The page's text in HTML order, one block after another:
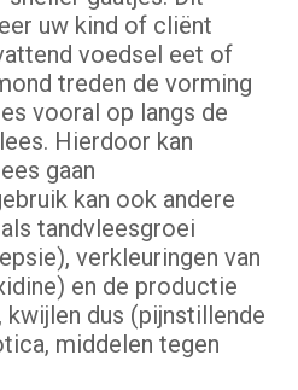
uw kind of cliënt
voedsel eet of
treden de vorming
vooral op langs de
Hierdoor kan
gaan
kan ook andere
tandvleesgroei
verkleuringen van
en de productie
dus (pijnstillende
middelen tegen